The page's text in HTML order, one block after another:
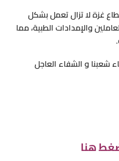
غزة لا تزال تعمل بشكل
والإمدادات الطبية، مما
شعبنا و الشفاء العاجل